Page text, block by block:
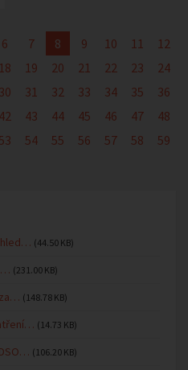
6 7 8 9 10 11
12
18 19 20 21 22 23
24
30 31 32 33 34 35
36
42 43 44 45 46 47
48
54 55 56 57 58 59
(44.50 KB)
(231.00 KB)
(148.78 KB)
(14.73 KB)
(106.20 KB)